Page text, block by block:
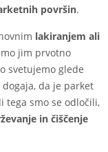
površin.
lakiranjem ali
jim prvotno
svetujemo glede
da je parket
tega smo se odločili,
in čiščenje